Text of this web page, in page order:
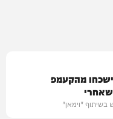
מהקעמפ
שאחרי
"וימאן"